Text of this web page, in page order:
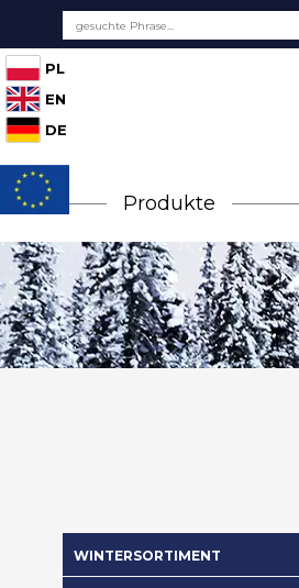
PL
EN
DE
Produkte
WINTERSORTIMENT